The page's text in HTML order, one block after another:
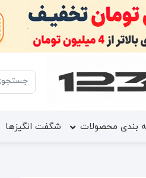
بندی محصولات شگفت انگیزها